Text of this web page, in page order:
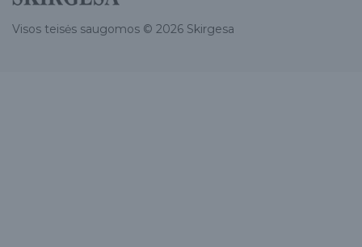
Visos teisės saugomos © 2026 Skirgesa